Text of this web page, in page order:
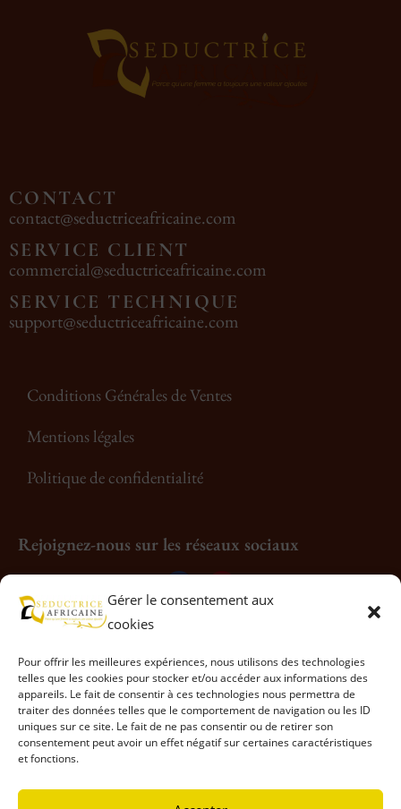
Gérer le consentement aux
cookies
Pour offrir les meilleures expériences, nous utilisons des technologies
telles que les cookies pour stocker et/ou accéder aux informations des
appareils. Le fait de consentir à ces technologies nous permettra de
traiter des données telles que le comportement de navigation ou les ID
uniques sur ce site. Le fait de ne pas consentir ou de retirer son
consentement peut avoir un effet négatif sur certaines caractéristiques
et fonctions.
CONTACT
contact@seductriceafricaine.com
SERVICE CLIENT
commercial@seductriceafricaine.com
SERVICE TECHNIQUE
support@seductriceafricaine.com
Conditions Générales de Ventes
Mentions légales
Politique de confidentialité
Rejoignez-nous sur les réseaux sociaux